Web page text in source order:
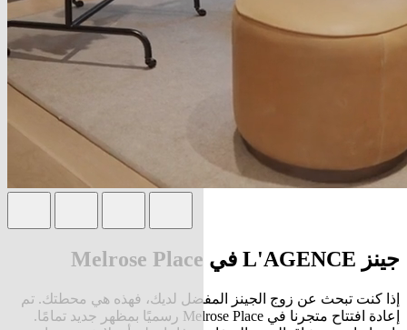
جينز L'AGENCE في Melrose Place
إذا كنت تبحث عن زوج الجينز المفضل لديك، فهذه هي محطتك. تم
إعادة افتتاح متجرنا في Melrose Place رسميًا بمظهر جديد تمامًا.